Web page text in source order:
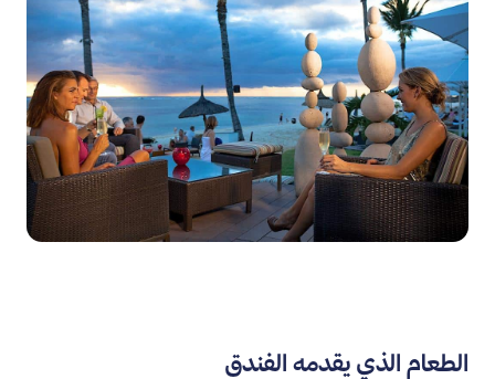
الطعام الذي يقدمه الفندق